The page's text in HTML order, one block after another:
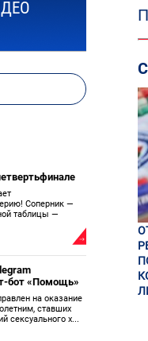
Соперник —
таблицы —
бот «Помощь»
на оказание
ставших
сексуального х...